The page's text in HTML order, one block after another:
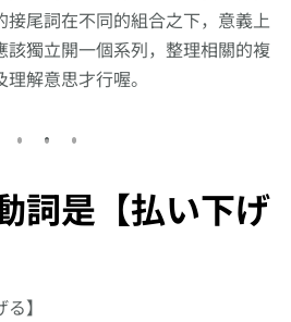
尾詞在不同的組合之下，意義上
該獨立開一個系列，整理相關的複
解意思才行喔。
詞是【払い下げ
】